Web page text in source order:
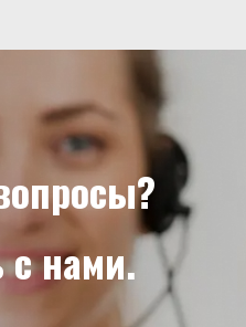
с нами.